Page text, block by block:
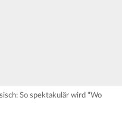
So spektakulär wird "Wo